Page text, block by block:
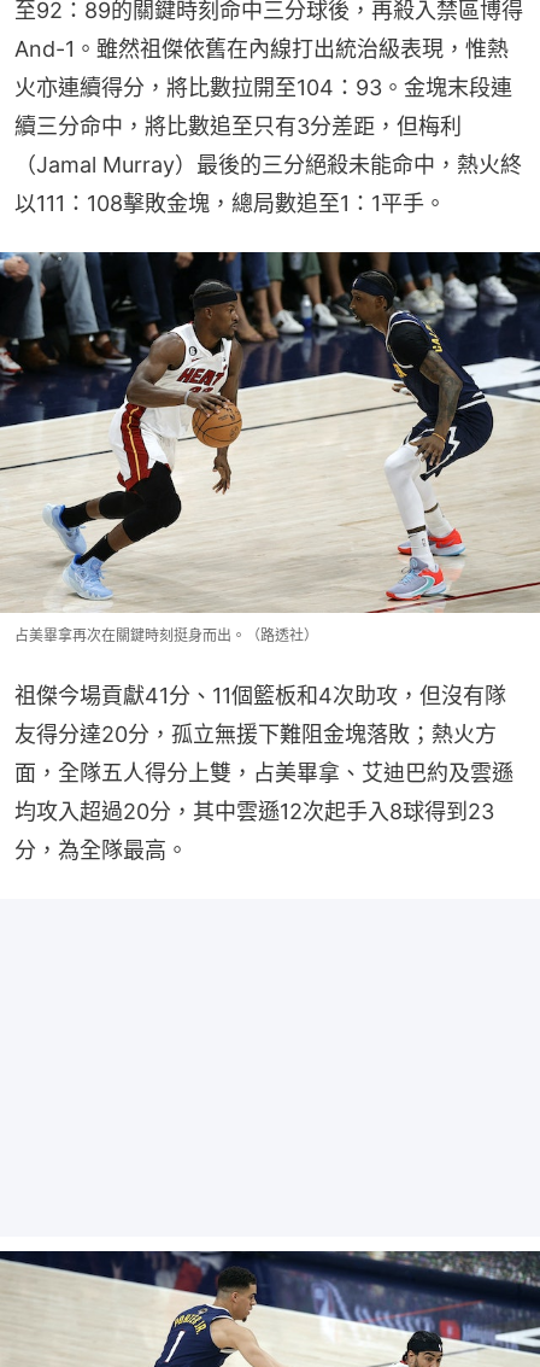
至92：89的關鍵時刻命中三分球後，再殺入禁區博得
And-1。雖然祖傑依舊在內線打出統治級表現，惟熱
火亦連續得分，將比數拉開至104：93。金塊末段連
續三分命中，將比數追至只有3分差距，但梅利
（Jamal Murray）最後的三分絕殺未能命中，熱火終
以111：108擊敗金塊，總局數追至1：1平手。
占美畢拿再次在關鍵時刻挺身而出。（路透社）
祖傑今場貢獻41分、11個籃板和4次助攻，但沒有隊
友得分達20分，孤立無援下難阻金塊落敗；熱火方
面，全隊五人得分上雙，占美畢拿、艾迪巴約及雲遜
均攻入超過20分，其中雲遜12次起手入8球得到23
分，為全隊最高。